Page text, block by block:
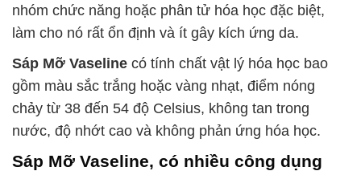
nhóm chức năng hoặc phân tử hóa học đặc biệt,
làm cho nó rất ổn định và ít gây kích ứng da.
Sáp Mỡ Vaseline có tính chất vật lý hóa học bao
gồm màu sắc trắng hoặc vàng nhạt, điểm nóng
chảy từ 38 đến 54 độ Celsius, không tan trong
nước, độ nhớt cao và không phản ứng hóa học.
Sáp Mỡ Vaseline, có nhiều công dụng